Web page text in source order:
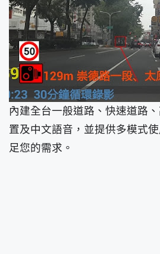
內建全台一般道路、快速道路
置及中文語音，並提供多模式
足您的需求。